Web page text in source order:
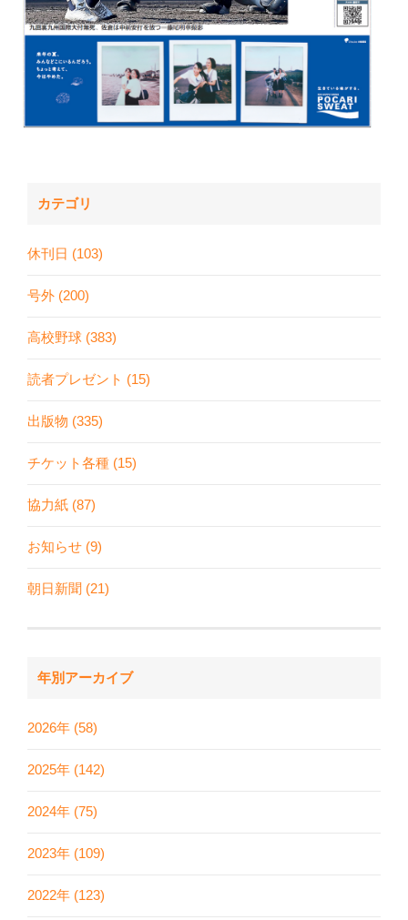
カテゴリ
休刊日 (103)
号外 (200)
高校野球 (383)
読者プレゼント (15)
出版物 (335)
チケット各種 (15)
協力紙 (87)
お知らせ (9)
朝日新聞 (21)
年別アーカイブ
2026年 (58)
2025年 (142)
2024年 (75)
2023年 (109)
2022年 (123)